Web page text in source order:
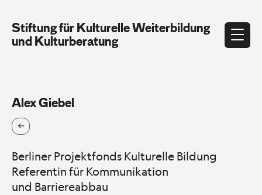
Stiftung für Kulturelle Weiterbildung
und Kulturberatung
Alex Giebel
Berliner Projektfonds Kulturelle Bildung
Referentin für Kommunikation
und Barriereabbau